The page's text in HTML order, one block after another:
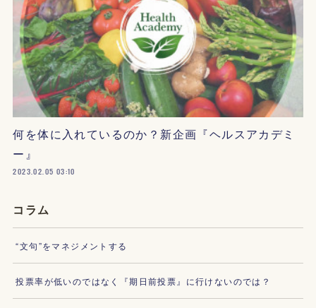
何を体に入れているのか？新企画『ヘルスアカデミ
ー』
2023.02.05 03:10
コラム
“文句”をマネジメントする
投票率が低いのではなく『期日前投票』に行けないのでは？